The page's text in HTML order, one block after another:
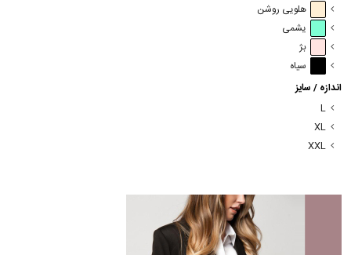
هلویی روشن
یشمی
بژ
سیاه
اندازه / سایز
L
XL
XXL